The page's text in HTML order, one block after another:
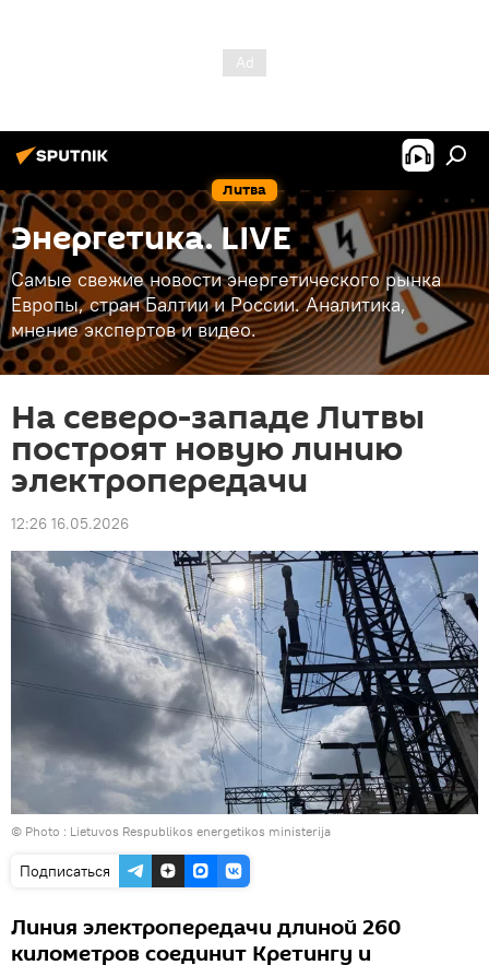
Литва
Энергетика. LIVE
Самые свежие новости энергетического рынка
Европы, стран Балтии и России. Аналитика,
мнение экспертов и видео.
На северо-западе Литвы
построят новую линию
электропередачи
12:26 16.05.2026
© Photo : Lietuvos Respublikos energetikos ministerija
Подписаться
Линия электропередачи длиной 260
километров соединит Кретингу и